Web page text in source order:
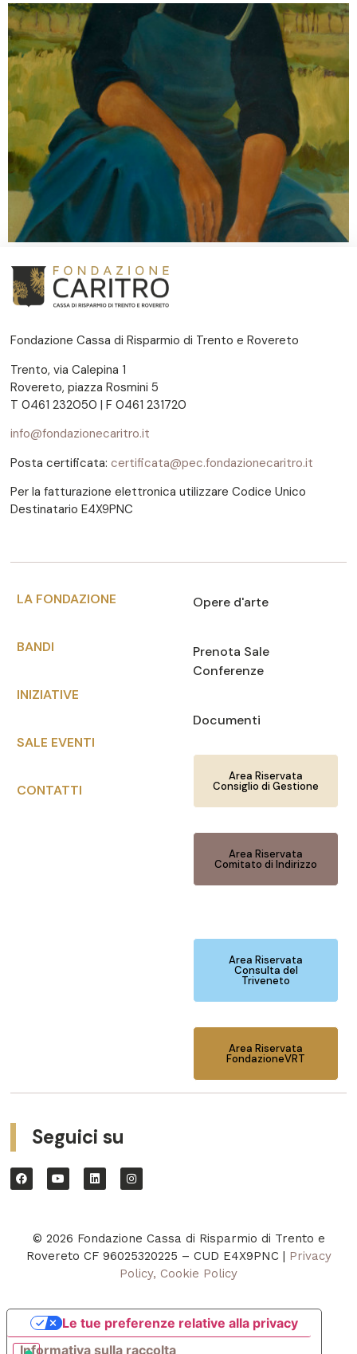
Fondazione Cassa di Risparmio di Trento e Rovereto
Trento, via Calepina 1
Rovereto, piazza Rosmini 5
T 0461 232050 | F 0461 231720
info@fondazionecaritro.it
Posta certificata: certificata@pec.fondazionecaritro.it
Per la fatturazione elettronica utilizzare Codice Unico
Destinatario E4X9PNC
LA FONDAZIONE
BANDI
INIZIATIVE
SALE EVENTI
CONTATTI
Opere d'arte
Prenota Sale
Conferenze
Documenti
Area Riservata
Consiglio di Gestione
Area Riservata
Comitato di Indirizzo
Area Riservata
Consulta del
Triveneto
Area Riservata
FondazioneVRT
Seguici su
© 2026 Fondazione Cassa di Risparmio di Trento e
Rovereto CF 96025320225 – CUD E4X9PNC | Privacy
Policy, Cookie Policy
Informativa sulla raccolta
Le tue preferenze relative alla privacy